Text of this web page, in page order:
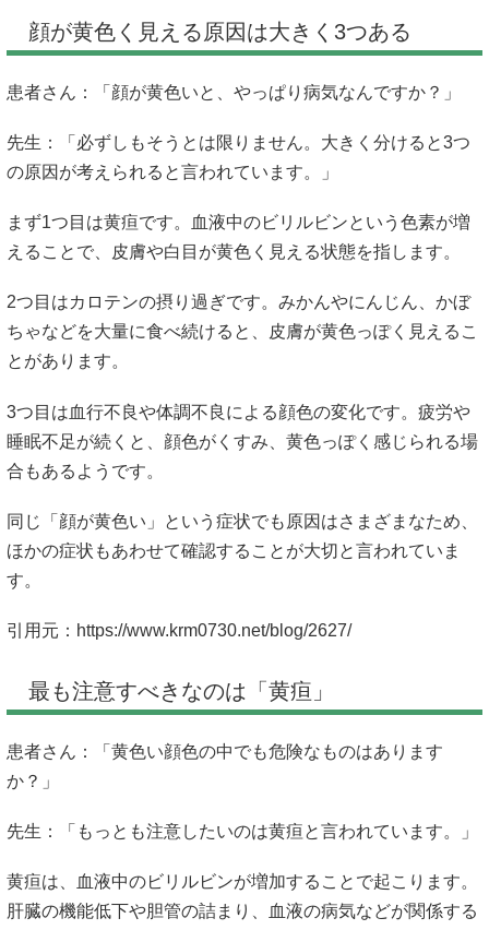
顔が黄色く見える原因は大きく3つある
患者さん：「顔が黄色いと、やっぱり病気なんですか？」
先生：「必ずしもそうとは限りません。大きく分けると3つ
の原因が考えられると言われています。」
まず1つ目は黄疸です。血液中のビリルビンという色素が増
えることで、皮膚や白目が黄色く見える状態を指します。
2つ目はカロテンの摂り過ぎです。みかんやにんじん、かぼ
ちゃなどを大量に食べ続けると、皮膚が黄色っぽく見えるこ
とがあります。
3つ目は血行不良や体調不良による顔色の変化です。疲労や
睡眠不足が続くと、顔色がくすみ、黄色っぽく感じられる場
合もあるようです。
同じ「顔が黄色い」という症状でも原因はさまざまなため、
ほかの症状もあわせて確認することが大切と言われていま
す。
引用元： https://www.krm0730.net/blog/2627/
最も注意すべきなのは「黄疸」
患者さん：「黄色い顔色の中でも危険なものはあります
か？」
先生：「もっとも注意したいのは黄疸と言われています。」
黄疸は、血液中のビリルビンが増加することで起こります。
肝臓の機能低下や胆管の詰まり、血液の病気などが関係する